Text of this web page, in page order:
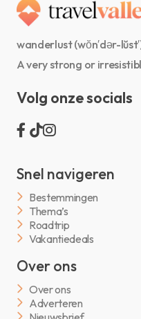
wanderlust (wŏn′dər-
A very strong or
Volg onze socials
Snel navigeren
Bestemmingen
Thema’s
Roadtrip
Vakantiedeals
Over ons
Over ons
Adverteren